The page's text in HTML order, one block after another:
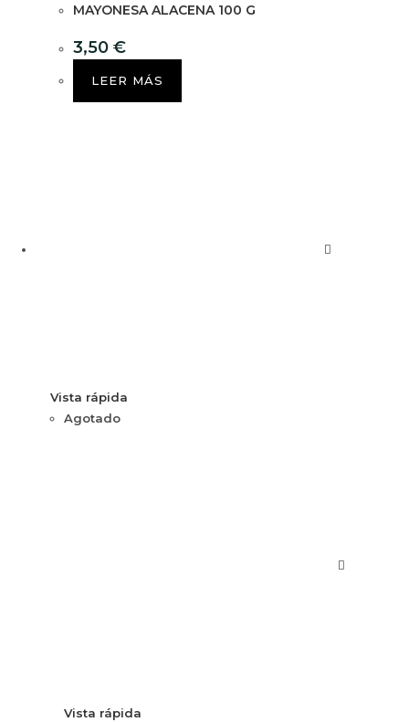
MAYONESA ALACENA 100 G
3,50 €
LEER MÁS
Vista rápida
Agotado
Vista rápida